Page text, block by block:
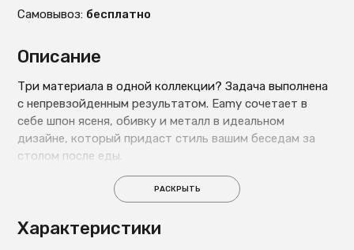
Описание
Три материала в одной коллекции? Задача выполнена
с непревзойденным результатом. Eamy сочетает в
себе шпон ясеня, обивку и металл в идеальном
дизайне, который придаст стиль вашим беседам за
столом после еды.
РАСКРЫТЬ
Характеристики
Самовывоз: бесплатно